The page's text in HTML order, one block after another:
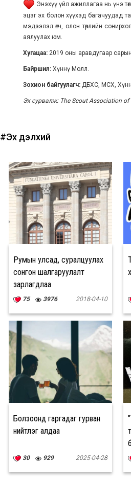
Энэхүү үйл ажиллагаа нь үнэ
эцэг эх болон хүүхэд багачуудад
мэдээлэл өгч, олон төрлийн
аялуулах юм.
Хугацаа:2019 оны аравдугаар
Байршил: Хүннү Молл.
Зохион байгуулагч:ДБХС, МСХ,
Эх сурвалж: The Scout Association of
#Эх дэлхий
Румын улсад, суралцуулах
сонгон шалгаруулалт
зарлагдлаа
75 3976 2018-04-10
Болзоонд гаргадаг гурван
нийтлэг алдаа
30 929 2025-04-28